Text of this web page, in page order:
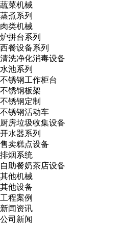
蔬菜机械
蒸煮系列
肉类机械
炉拼台系列
西餐设备系列
清洗净化消毒设备
水池系列
不锈钢工作柜台
不锈钢板架
不锈钢定制
不锈钢活动车
厨房垃圾收集设备
开水器系列
售卖糕点设备
排烟系统
自助餐奶茶店设备
其他机械
其他设备
工程案例
新闻资讯
公司新闻